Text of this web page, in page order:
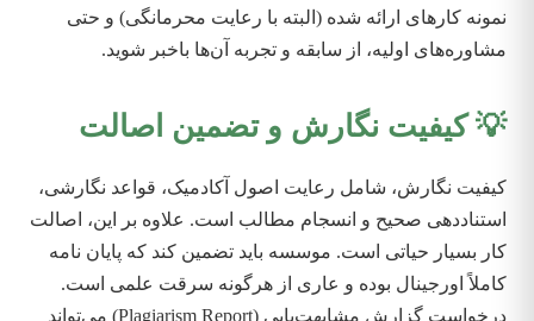
نمونه کارهای ارائه شده (البته با رعایت محرمانگی) و حتی
مشاوره‌های اولیه، از سابقه و تجربه آن‌ها باخبر شوید.
💡 کیفیت نگارش و تضمین اصالت
کیفیت نگارش، شامل رعایت اصول آکادمیک، قواعد نگارشی،
استناددهی صحیح و انسجام مطالب است. علاوه بر این، اصالت
کار بسیار حیاتی است. موسسه باید تضمین کند که پایان نامه
کاملاً اورجینال بوده و عاری از هرگونه سرقت علمی است.
درخواست گزارش مشابهت‌یابی (Plagiarism Report) می‌تواند